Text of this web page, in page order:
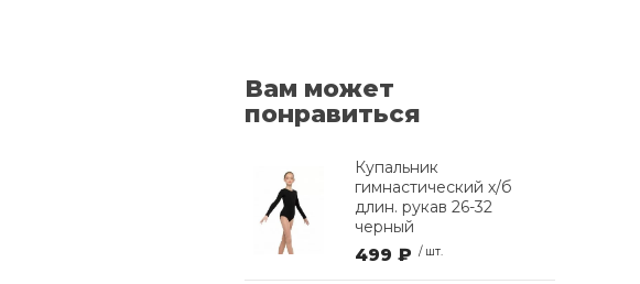
Вам может
понравиться
Купальник
гимнастический х/б
длин. рукав 26-32
черный
499 ₽ / шт.